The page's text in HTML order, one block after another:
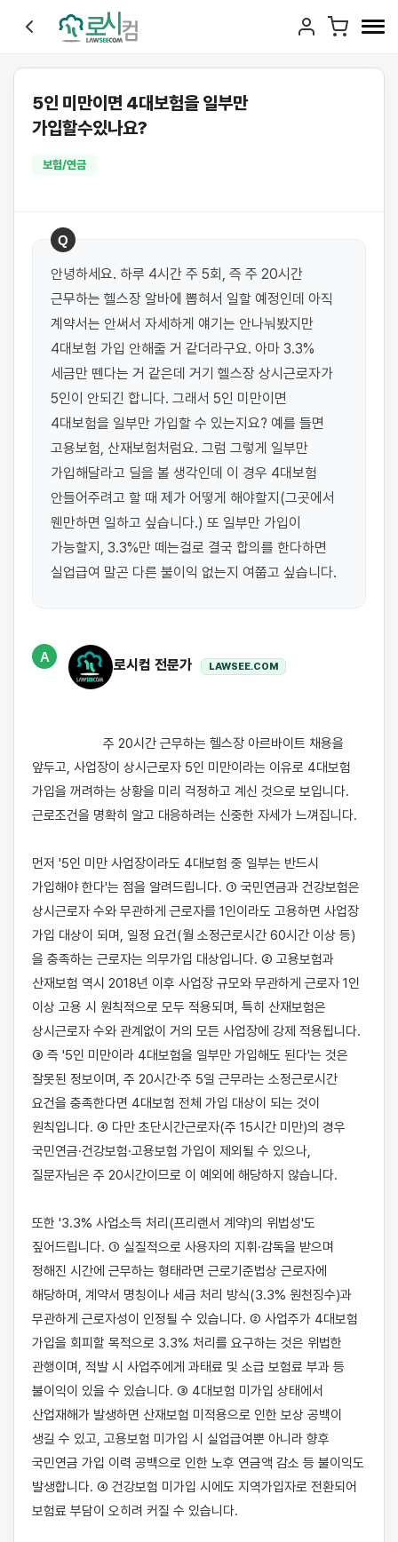
5인 미만이면 4대보험을 일부만
가입할수있나요?
보험/연금
Q
안녕하세요. 하루 4시간 주 5회, 즉 주 20시간
근무하는 헬스장 알바에 뽑혀서 일할 예정인데 아직
계약서는 안써서 자세하게 얘기는 안나눠봤지만
4대보험 가입 안해줄 거 같더라구요. 아마 3.3%
세금만 뗀다는 거 같은데 거기 헬스장 상시근로자가
5인이 안되긴 합니다. 그래서 5인 미만이면
4대보험을 일부만 가입할 수 있는지요? 예를 들면
고용보험, 산재보험처럼요. 그럼 그렇게 일부만
가입해달라고 딜을 볼 생각인데 이 경우 4대보험
안들어주려고 할 때 제가 어떻게 해야할지(그곳에서
웬만하면 일하고 싶습니다.) 또 일부만 가입이
가능할지, 3.3%만 떼는걸로 결국 합의를 한다하면
A
로시컴 전문가 LAWSEE.COM
앞두고, 사업장이 상시근로자 5인 미만이라는 이유로 4대보험
가입을 꺼려하는 상황을 미리 걱정하고 계신 것으로 보입니다.
근로조건을 명확히 알고 대응하려는 신중한 자세가 느껴집니다.
먼저 '5인 미만 사업장이라도 4대보험 중 일부는 반드시
가입해야 한다'는 점을 알려드립니다. ① 국민연금과 건강보험은
상시근로자 수와 무관하게 근로자를 1인이라도 고용하면 사업장
가입 대상이 되며, 일정 요건(월 소정근로시간 60시간 이상 등)
을 충족하는 근로자는 의무가입 대상입니다. ② 고용보험과
산재보험 역시 2018년 이후 사업장 규모와 무관하게 근로자 1인
이상 고용 시 원칙적으로 모두 적용되며, 특히 산재보험은
상시근로자 수와 관계없이 거의 모든 사업장에 강제 적용됩니다.
③ 즉 '5인 미만이라 4대보험을 일부만 가입해도 된다'는 것은
잘못된 정보이며, 주 20시간·주 5일 근무라는 소정근로시간
요건을 충족한다면 4대보험 전체 가입 대상이 되는 것이
원칙입니다. ④ 다만 초단시간근로자(주 15시간 미만)의 경우
국민연금·건강보험·고용보험 가입이 제외될 수 있으나,
질문자님은 주 20시간이므로 이 예외에 해당하지 않습니다.
또한 '3.3% 사업소득 처리(프리랜서 계약)의 위법성'도
짚어드립니다. ① 실질적으로 사용자의 지휘·감독을 받으며
정해진 시간에 근무하는 형태라면 근로기준법상 근로자에
해당하며, 계약서 명칭이나 세금 처리 방식(3.3% 원천징수)과
무관하게 근로자성이 인정될 수 있습니다. ② 사업주가 4대보험
가입을 회피할 목적으로 3.3% 처리를 요구하는 것은 위법한
관행이며, 적발 시 사업주에게 과태료 및 소급 보험료 부과 등
불이익이 있을 수 있습니다. ③ 4대보험 미가입 상태에서
산업재해가 발생하면 산재보험 미적용으로 인한 보상 공백이
생길 수 있고, 고용보험 미가입 시 실업급여뿐 아니라 향후
국민연금 가입 이력 공백으로 인한 노후 연금액 감소 등 불이익도
발생합니다. ④ 건강보험 미가입 시에도 지역가입자로 전환되어
보험료 부담이 오히려 커질 수 있습니다.